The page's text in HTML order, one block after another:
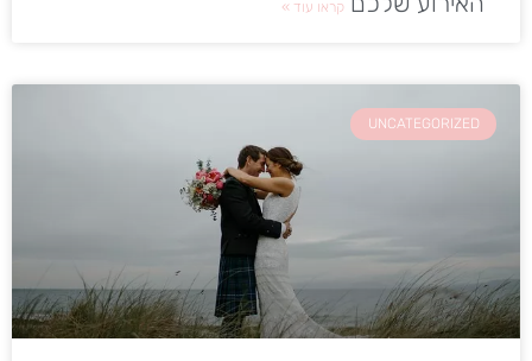
קראו עוד »
UNCATEGORIZED